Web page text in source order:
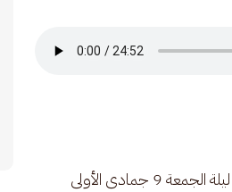
محاضرة العلامة الحبيب عمر بن محمد بن حفيظ ضمن سلسلة إرشادات السلوك ليلة الجمعة 9 جمادى الأولى